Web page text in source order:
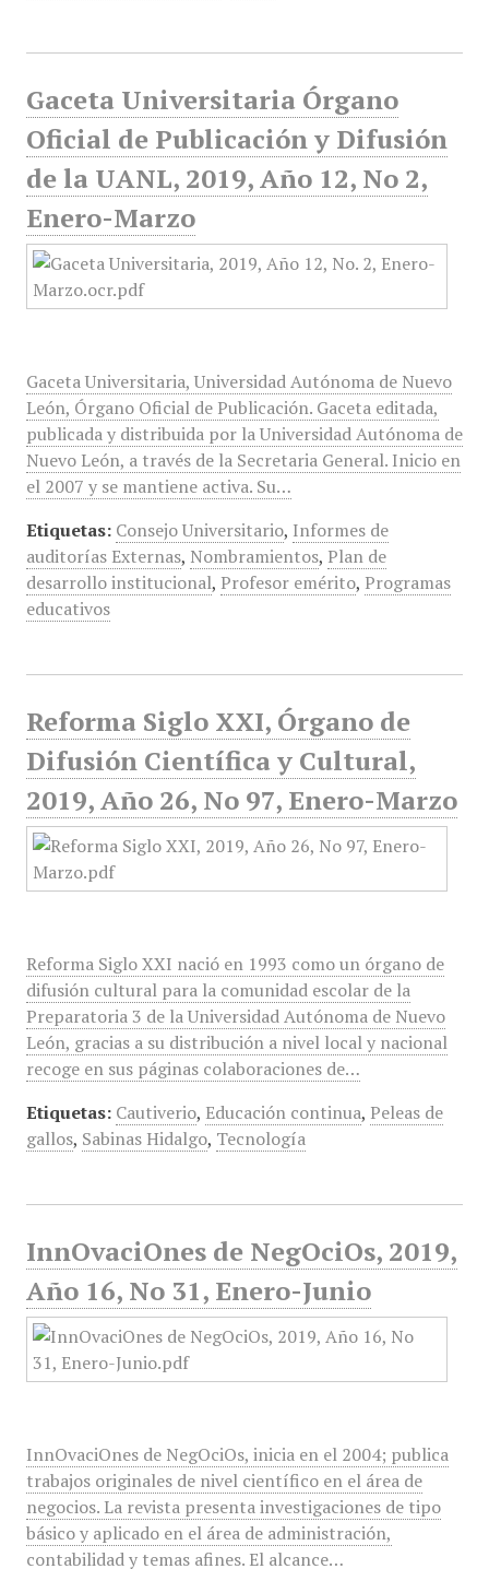
Gaceta Universitaria Órgano
Oficial de Publicación y Difusión
de la UANL, 2019, Año 12, No 2,
Enero-Marzo
Gaceta Universitaria, Universidad Autónoma de Nuevo
León, Órgano Oficial de Publicación. Gaceta editada,
publicada y distribuida por la Universidad Autónoma de
Nuevo León, a través de la Secretaria General. Inicio en
el 2007 y se mantiene activa. Su…
Etiquetas: Consejo Universitario, Informes de
auditorías Externas, Nombramientos, Plan de
desarrollo institucional, Profesor emérito, Programas
educativos
Reforma Siglo XXI, Órgano de
Difusión Científica y Cultural,
2019, Año 26, No 97, Enero-Marzo
Reforma Siglo XXI nació en 1993 como un órgano de
difusión cultural para la comunidad escolar de la
Preparatoria 3 de la Universidad Autónoma de Nuevo
León, gracias a su distribución a nivel local y nacional
recoge en sus páginas colaboraciones de…
Etiquetas: Cautiverio, Educación continua, Peleas de
gallos, Sabinas Hidalgo, Tecnología
InnOvaciOnes de NegOciOs, 2019,
Año 16, No 31, Enero-Junio
InnOvaciOnes de NegOciOs, inicia en el 2004; publica
trabajos originales de nivel científico en el área de
negocios. La revista presenta investigaciones de tipo
básico y aplicado en el área de administración,
contabilidad y temas afines. El alcance…